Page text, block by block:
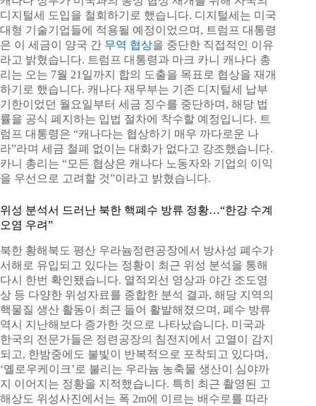
디지털세 도입을 철회하기로 했습니다. 디지털세는 미국
대형 기술기업들에 적용될 예정이었으며, 트럼프 대통령
은 이 세금이 양국 간 무역 협상을 중단한 직접적인 이유
라고 밝혔습니다. 트럼프 대통령과 마크 카니 캐나다 총
리는 오는 7월 21일까지 합의 도출을 목표로 협상을 재개
하기로 했습니다. 캐나다 재무부는 기존 디지털세 납부
기한이었던 월요일부터 세금 징수를 중단하며, 해당 법
률을 공식 폐지하는 입법 절차에 착수할 예정입니다. 트
럼프 대통령은 “캐나다는 협상하기 매우 까다로운 나
라”라며 세금 철폐 없이는 대화가 없다고 강조했습니다.
카니 총리는 “모든 협상은 캐나다 노동자와 기업의 이익
을 우선으로 고려할 것”이라고 밝혔습니다.
위성 분석서 드러난 북한 핵폐수 방류 정황…“한강 수계
오염 우려”
북한 황해북도 평산 우라늄정련공장에서 방사성 폐수가
서해로 유입되고 있다는 정황이 최근 위성 분석을 통해
다시 한번 확인됐습니다. 열적외선 영상과 야간 조도영
상 등 다양한 위성자료를 종합한 분석 결과, 해당 지역의
핵물질 생산 활동이 최근 들어 활발해졌으며, 폐수 방류
역시 지난해보다 증가한 것으로 나타났습니다. 미국과
한국의 전문가들은 정련공장의 침전지에서 고열이 감지
되고, 한밤중에도 불빛이 반복적으로 포착되고 있다며,
‘옐로우케이크’로 불리는 우라늄 농축물 생산이 심야까
지 이어지는 정황을 지적했습니다. 특히 최근 촬영된 고
해상도 위성사진에서는 폭 2m에 이르는 배수로를 따라